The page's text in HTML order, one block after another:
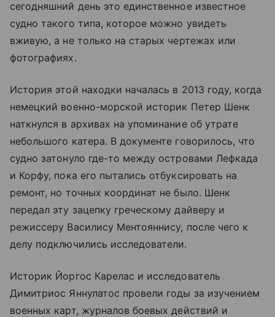
сегодняшний день это единственное известное
судно такого типа, которое можно увидеть
вживую, а не только на старых чертежах или
фотографиях.
История этой находки началась в 2013 году, когда
немецкий военно-морской историк Петер Шенк
наткнулся в архивах на упоминание об утрате
небольшого катера. В документе говорилось, что
судно затонуло где-то между островами Лефкада
и Корфу, пока его пытались отбуксировать на
ремонт, но точных координат не было. Шенк
передал эту зацепку греческому дайверу и
режиссеру Василису Ментояннису, после чего к
делу подключились исследователи.
Историк Йоргос Карелас и исследователь
Димитриос Яннулатос провели годы за изучением
военных карт, журналов боевых действий и